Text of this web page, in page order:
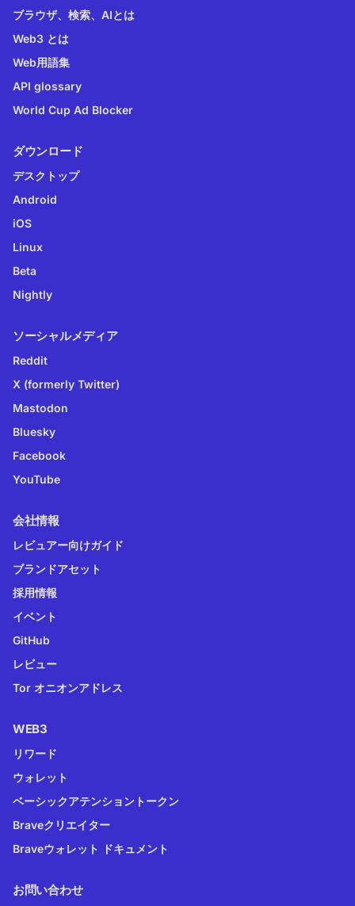
ブラウザ、検索、AIとは
Web3 とは
Web用語集
API glossary
World Cup Ad Blocker
ダウンロード
デスクトップ
Android
iOS
Linux
Beta
Nightly
ソーシャルメディア
Reddit
X (formerly Twitter)
Mastodon
Bluesky
Facebook
YouTube
会社情報
レビュアー向けガイド
ブランドアセット
採用情報
イベント
GitHub
レビュー
Tor オニオンアドレス
WEB3
リワード
ウォレット
ベーシックアテンショントークン
Braveクリエイター
Braveウォレット ドキュメント
お問い合わせ